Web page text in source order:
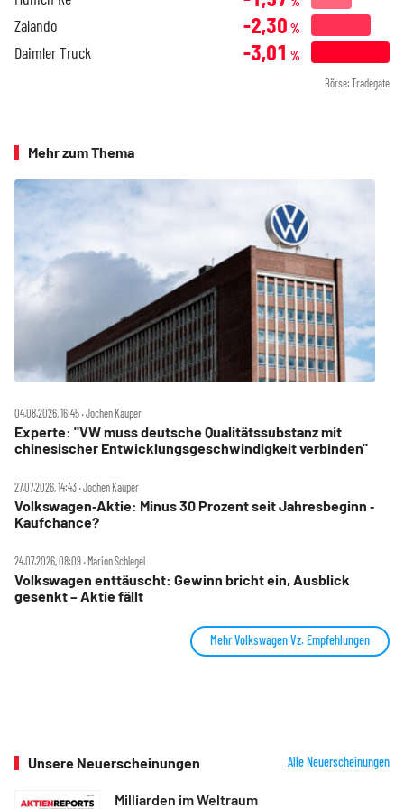
Zalando -2,30 %
Daimler Truck -3,01 %
Börse: Tradegate
Mehr zum Thema
04.08.2026, 16:45 ‧ Jochen Kauper
Experte: "VW muss deutsche Qualitätssubstanz mit
chinesischer Entwicklungsgeschwindigkeit verbinden"
27.07.2026, 14:43 ‧ Jochen Kauper
Volkswagen‑Aktie: Minus 30 Prozent seit Jahresbeginn ‑
Kaufchance?
24.07.2026, 08:09 ‧ Marion Schlegel
Volkswagen enttäuscht: Gewinn bricht ein, Ausblick
gesenkt – Aktie fällt
Mehr Volkswagen Vz. Empfehlungen
Unsere Neuerscheinungen Alle Neuerscheinungen
Milliarden im Weltraum